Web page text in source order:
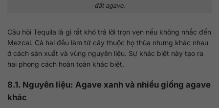
đất agave.
Câu hỏi Tequila là gì rất khó trả lời trọn vẹn nếu không nhắc đến
Mezcal. Cả hai đều làm từ cây thuộc họ thùa nhưng khác nhau
ở cách sản xuất và vùng nguyên liệu. Sự khác biệt này tạo ra
hai phong cách hoàn toàn khác biệt.
8.1. Nguyên liệu: Agave xanh và nhiều giống agave
khác